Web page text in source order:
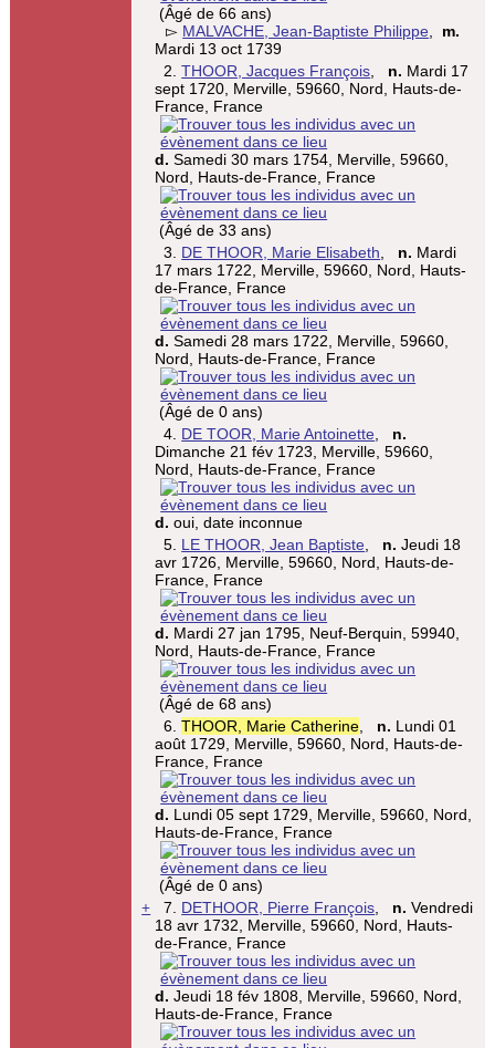
(Âgé de 66 ans)
▻ MALVACHE, Jean-Baptiste Philippe
m.
Mardi 13 oct 1739
2.THOOR, Jacques François n. Mardi 17
sept 1720, Merville, 59660, Nord, Hauts-de-
France, France
d. Samedi 30 mars 1754, Merville, 59660,
Nord, Hauts-de-France, France
(Âgé de 33 ans)
3. DE THOOR, Marie Elisabeth n. Mardi
17 mars 1722, Merville, 59660, Nord, Hauts-
de-France, France
d. Samedi 28 mars 1722, Merville, 59660,
Nord, Hauts-de-France, France
(Âgé de 0 ans)
4. DE TOOR, Marie Antoinette
n.
Dimanche 21 fév 1723, Merville, 59660,
Nord, Hauts-de-France, France
d. oui, date inconnue
5. LE THOOR, Jean Baptiste n. Jeudi 18
avr 1726, Merville, 59660, Nord, Hauts-de-
France, France
d. Mardi 27 jan 1795, Neuf-Berquin, 59940,
Nord, Hauts-de-France, France
(Âgé de 68 ans)
6.THOOR, Marie Catherine n. Lundi 01
août 1729, Merville, 59660, Nord, Hauts-de-
France, France
d. Lundi 05 sept 1729, Merville, 59660, Nord,
Hauts-de-France, France
(Âgé de 0 ans)
+ 7. DETHOOR, Pierre François n. Vendredi
18 avr 1732, Merville, 59660, Nord, Hauts-
de-France, France
d. Jeudi 18 fév 1808, Merville, 59660, Nord,
Hauts-de-France, France